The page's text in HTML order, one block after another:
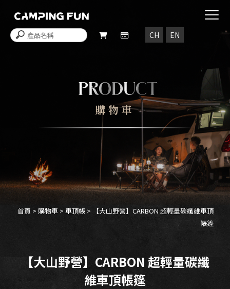
購物車
首頁 > 購物車> 車頂帳> 【大山野營】CARBON 超輕量碳纖維車頂
帳篷
【大山野營】CARBON 超輕量碳纖
維車頂帳篷